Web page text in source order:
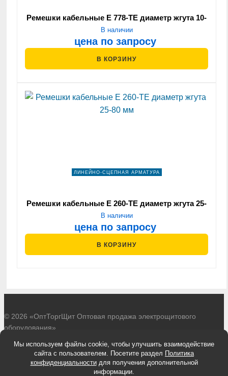
Ремешки кабельные Е 778-ТЕ диаметр жгута 10-
45 мм
В наличии
цена по запросу
В КОРЗИНУ
ЛИНЕЙНО-СЦЕПНАЯ АРМАТУРА
Ремешки кабельные Е 260-ТЕ диаметр жгута 25-
80 мм
В наличии
цена по запросу
В КОРЗИНУ
© 2026 «ОптТоргЩит Оптовая продажа электрощитового
оборудования»
Политика обработки персональных данных
Согласие на обработку персональных данных
Мы используем файлы cookie, чтобы улучшить взаимодействие
сайта с пользователем. Посетите раздел Политика
конфиденциальностидля получения дополнительной
информации.